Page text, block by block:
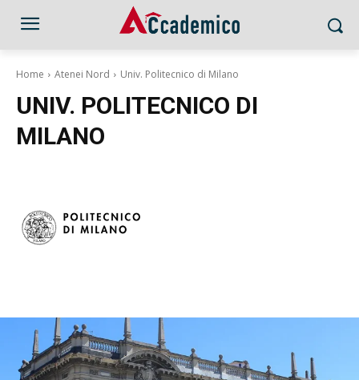
Home Atenei Nord Univ. Politecnico di Milano
UNIV. POLITECNICO DI
MILANO